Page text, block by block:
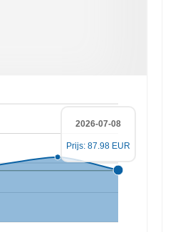
2026-07-08
Prijs: 87.98 EUR